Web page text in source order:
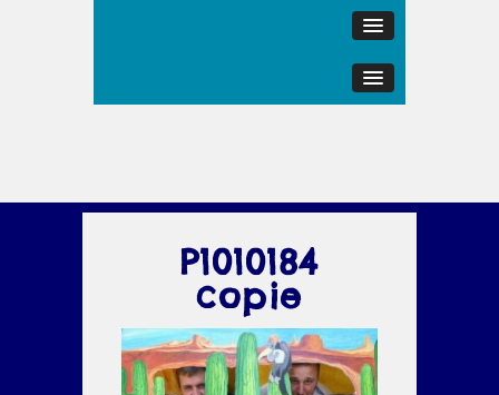
P1010184
copie